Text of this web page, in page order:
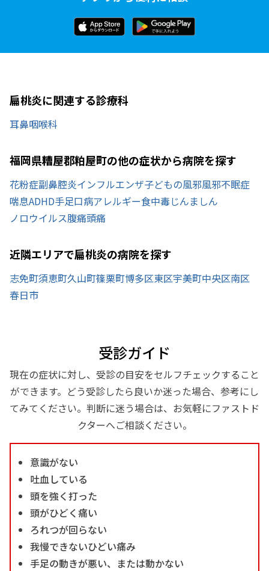
扁桃炎に関連する診療科
耳鼻咽喉科
福岡県糟屋郡粕屋町の他の症状から病院を探す
花粉症副鼻腔炎インフルエンザ子どもの風邪風邪不眠症
喘息ADHD手足口病アレルギー食中毒じんましん
ノロウイルス腹痛頭痛
近隣エリアで扁桃炎の病院を探す
志免町須恵町久山町篠栗町博多区東区宇美町中央区南区
春日市
受診ガイド
現在の症状に対し、受診の目安をセルフチェックすること
ができます。どう受診したら良いか迷った場合、参考にし
てみてください。判断に迷う場合は、お気軽にファストド
クターへご相談ください。
意識がない
吐血している
頭を強く打った
頭がひどく痛い
ろれつが回らない
我慢できないひどい痛み
手足の動きが悪い、または動かない